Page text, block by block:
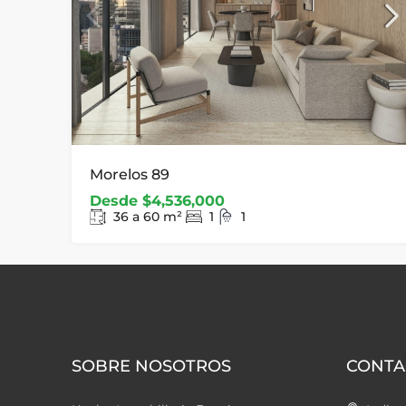
Morelos 89
Desde $4,536,000
36 a 60 m² 1 1
SOBRE NOSOTROS